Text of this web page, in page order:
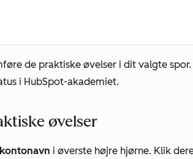
de praktiske øvelser i dit valgte
i HubSpot-akademiet.
øvelser
kontonavn i øverste højre hjørne. Klik